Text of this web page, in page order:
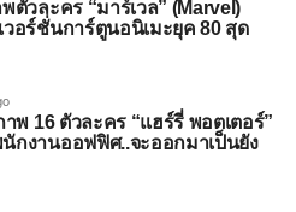
ตัวละคร “มาร์เวล” (Marvel)
วอร์ชั่นการ์ตูนอนิเมะยุค 80 สุด
าพ 16 ตัวละคร “แฮร์รี่ พอตเตอร์”
กงานออฟฟิศ..จะออกมาเป็นยัง